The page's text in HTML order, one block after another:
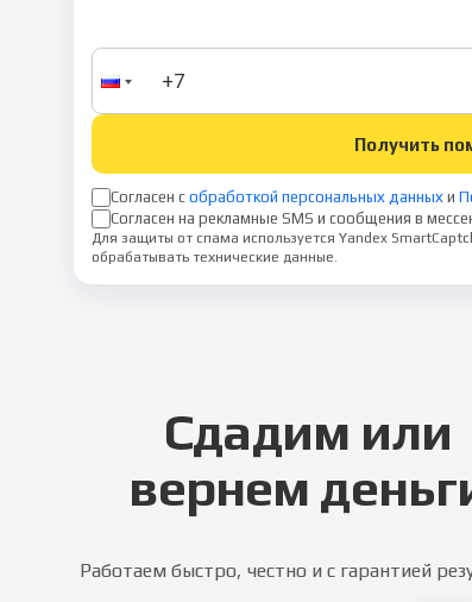
Получить
Согласен с обработкой персональных данных и
Согласен на рекламные SMS и сообщения в
Для защиты от спама используется Yandex
обрабатывать технические данные.
Сдадим или
вернем
Работаем быстро, честно и с гарантией